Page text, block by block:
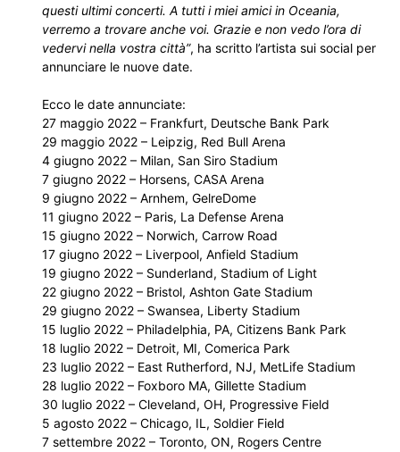
questi ultimi concerti. A tutti i miei amici in Oceania,
verremo a trovare anche voi. Grazie e non vedo l’ora di
vedervi nella vostra città”, ha scritto l’artista sui social per
annunciare le nuove date.
Ecco le date annunciate:
27 maggio 2022 – Frankfurt, Deutsche Bank Park
29 maggio 2022 – Leipzig, Red Bull Arena
4 giugno 2022 – Milan, San Siro Stadium
7 giugno 2022 – Horsens, CASA Arena
9 giugno 2022 – Arnhem, GelreDome
11 giugno 2022 – Paris, La Defense Arena
15 giugno 2022 – Norwich, Carrow Road
17 giugno 2022 – Liverpool, Anfield Stadium
19 giugno 2022 – Sunderland, Stadium of Light
22 giugno 2022 – Bristol, Ashton Gate Stadium
29 giugno 2022 – Swansea, Liberty Stadium
15 luglio 2022 – Philadelphia, PA, Citizens Bank Park
18 luglio 2022 – Detroit, MI, Comerica Park
23 luglio 2022 – East Rutherford, NJ, MetLife Stadium
28 luglio 2022 – Foxboro MA, Gillette Stadium
30 luglio 2022 – Cleveland, OH, Progressive Field
5 agosto 2022 – Chicago, IL, Soldier Field
7 settembre 2022 – Toronto, ON, Rogers Centre